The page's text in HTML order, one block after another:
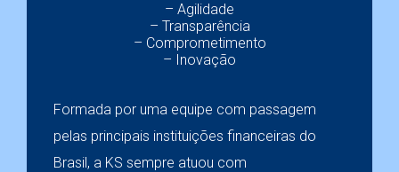
– Agilidade
– Transparência
– Comprometimento
– Inovação
Formada por uma equipe com passagem
pelas principais instituições financeiras do
Brasil, a KS sempre atuou com